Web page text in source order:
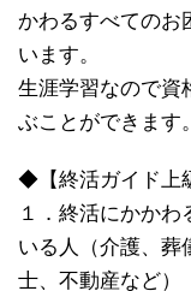
かわるすべてのお
います。
生涯学習なので資
ぶことができます。
◆【終活ガイド上
１．終活にかか
いる人（介護、葬
士、不動産など）